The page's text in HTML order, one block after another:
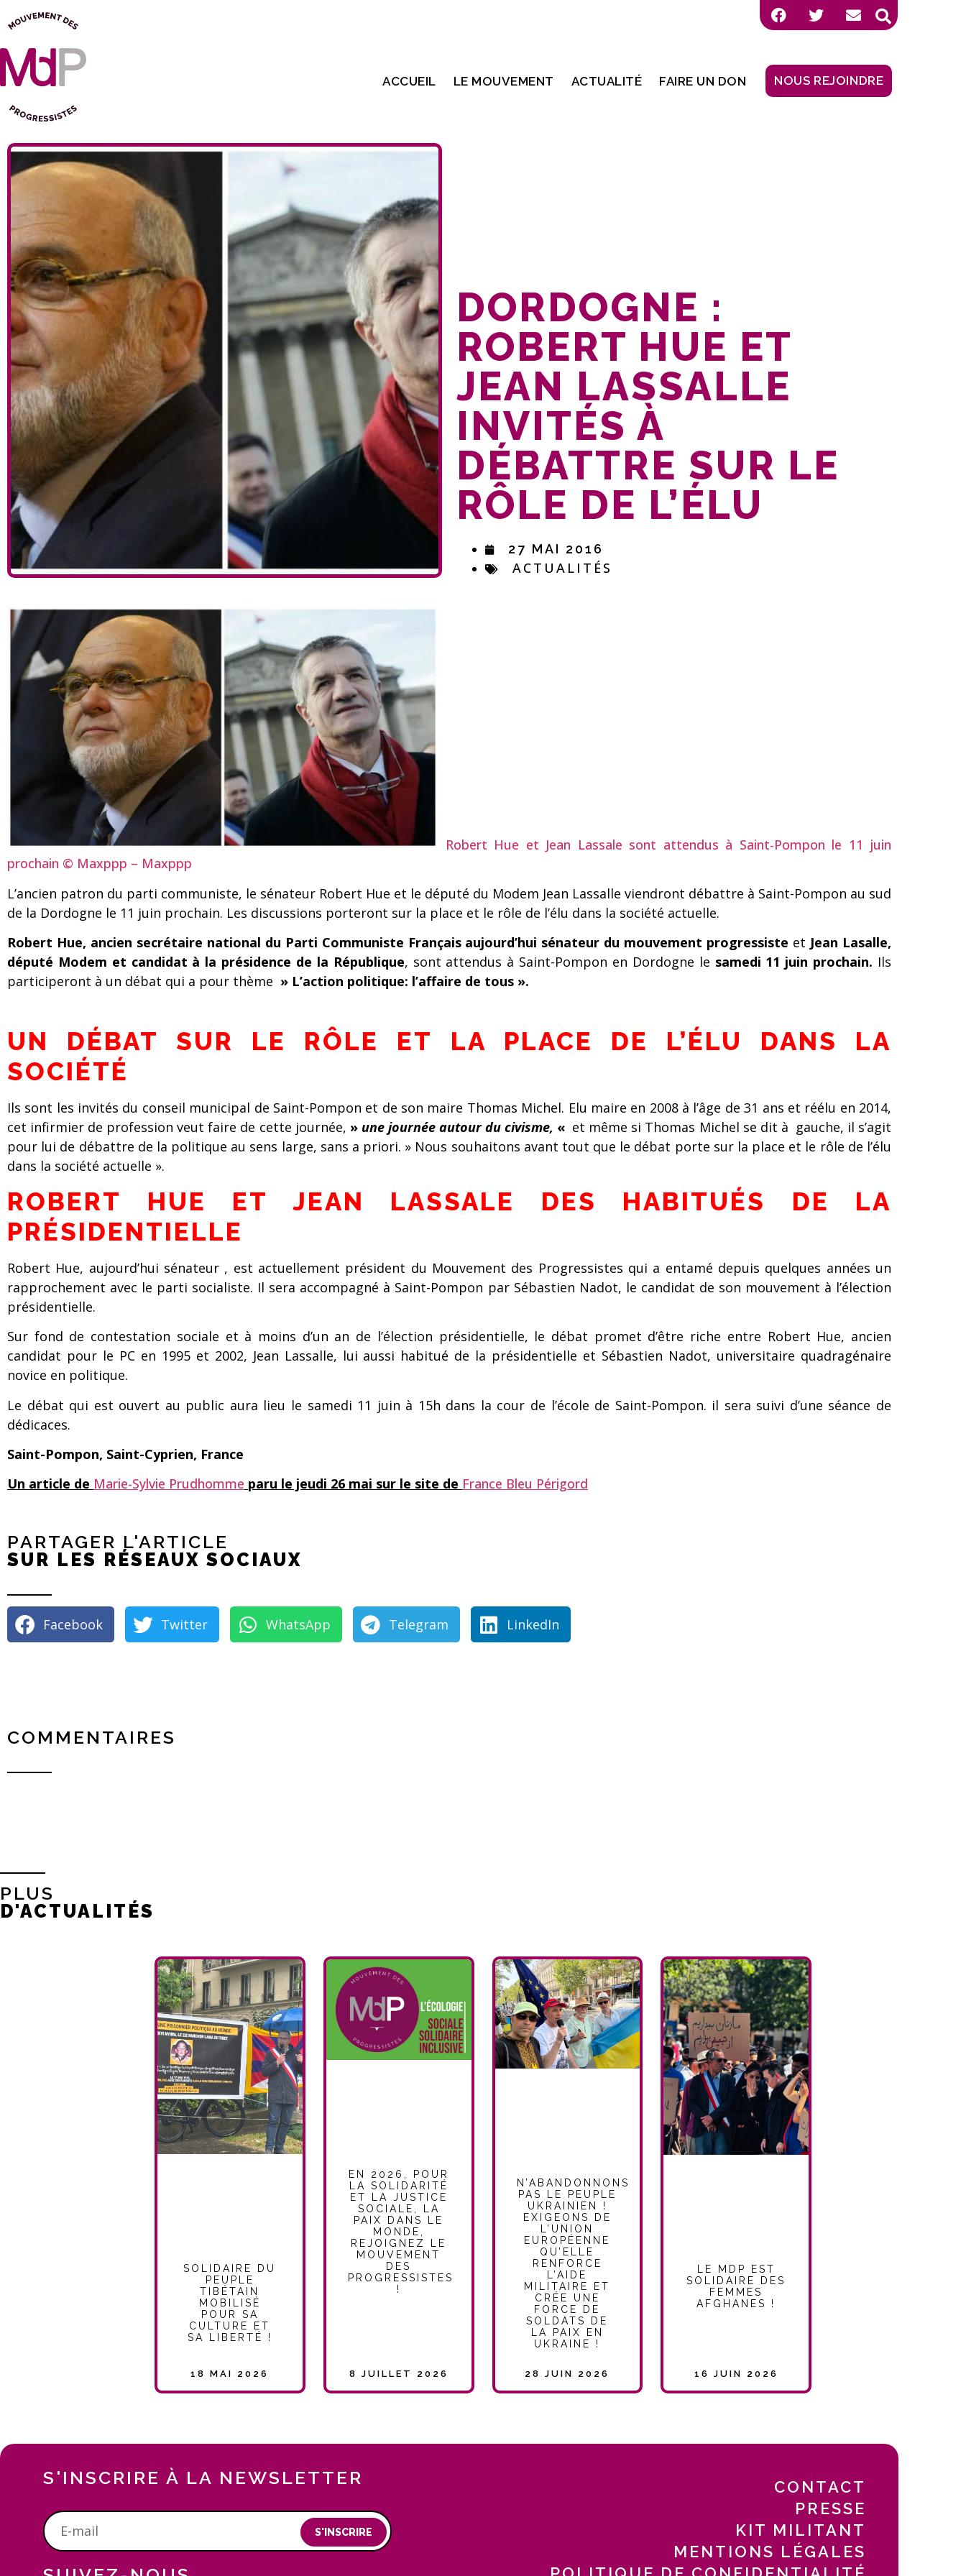
ACCUEIL LE MOUVEMENT ACTUALITÉ FAIRE UN DON NOUS REJOINDRE
DORDOGNE :
ROBERT HUE ET
JEAN LASSALLE
INVITÉS À
DÉBATTRE SUR LE
RÔLE DE L’ÉLU
27 MAI 2016
ACTUALITÉS
Robert Hue et Jean Lassale sont attendus à Saint-Pompon le 11 juin
prochain © Maxppp – Maxppp
L’ancien patron du parti communiste, le sénateur Robert Hue et le député du Modem Jean Lassalle viendront débattre à Saint-Pompon au sud
de la Dordogne le 11 juin prochain. Les discussions porteront sur la place et le rôle de l’élu dans la société actuelle.
Robert Hue, ancien secrétaire national du Parti Communiste Français aujourd’hui sénateur du mouvement progressiste et Jean Lasalle,
député Modem et candidat à la présidence de la République, sont attendus à Saint-Pompon en Dordogne le samedi 11 juin prochain. Ils
participeront à un débat qui a pour thème » L’action politique: l’affaire de tous ».
UN DÉBAT SUR LE RÔLE ET LA PLACE DE L’ÉLU DANS LA
SOCIÉTÉ
Ils sont les invités du conseil municipal de Saint-Pompon et de son maire Thomas Michel. Elu maire en 2008 à l’âge de 31 ans et réélu en 2014,
cet infirmier de profession veut faire de cette journée, » une journée autour du civisme, « et même si Thomas Michel se dit à gauche, il s’agit
pour lui de débattre de la politique au sens large, sans a priori. » Nous souhaitons avant tout que le débat porte sur la place et le rôle de l’élu
dans la société actuelle ».
ROBERT HUE ET JEAN LASSALE DES HABITUÉS DE LA
PRÉSIDENTIELLE
Robert Hue, aujourd’hui sénateur , est actuellement président du Mouvement des Progressistes qui a entamé depuis quelques années un
rapprochement avec le parti socialiste. Il sera accompagné à Saint-Pompon par Sébastien Nadot, le candidat de son mouvement à l’élection
présidentielle.
Sur fond de contestation sociale et à moins d’un an de l’élection présidentielle, le débat promet d’être riche entre Robert Hue, ancien
candidat pour le PC en 1995 et 2002, Jean Lassalle, lui aussi habitué de la présidentielle et Sébastien Nadot, universitaire quadragénaire
novice en politique.
Le débat qui est ouvert au public aura lieu le samedi 11 juin à 15h dans la cour de l’école de Saint-Pompon. il sera suivi d’une séance de
dédicaces.
Saint-Pompon, Saint-Cyprien, France
Un article de Marie-Sylvie Prudhomme paru le jeudi 26 mai sur le site de France Bleu Périgord
PARTAGER L'ARTICLE
SUR LES RÉSEAUX SOCIAUX
Facebook Twitter WhatsApp Telegram LinkedIn
COMMENTAIRES
PLUS
D'ACTUALITÉS
SOLIDAIRE DU
PEUPLE
TIBÉTAIN
MOBILISÉ
POUR SA
CULTURE ET
SA LIBERTÉ !
18 MAI 2026
EN 2026, POUR
LA SOLIDARITÉ
ET LA JUSTICE
SOCIALE, LA
PAIX DANS LE
MONDE,
REJOIGNEZ LE
MOUVEMENT
DES
PROGRESSISTES
!
8 JUILLET 2026
N’ABANDONNONS
PAS LE PEUPLE
UKRAINIEN !
EXIGEONS DE
L’UNION
EUROPÉENNE
QU’ELLE
RENFORCE
L’AIDE
MILITAIRE ET
CRÉE UNE
FORCE DE
SOLDATS DE
LA PAIX EN
UKRAINE !
28 JUIN 2026
LE MDP EST
SOLIDAIRE DES
FEMMES
AFGHANES !
16 JUIN 2026
S'INSCRIRE À LA NEWSLETTER
S'INSCRIRE
CONTACT
PRESSE
KIT MILITANT
MENTIONS LÉGALES